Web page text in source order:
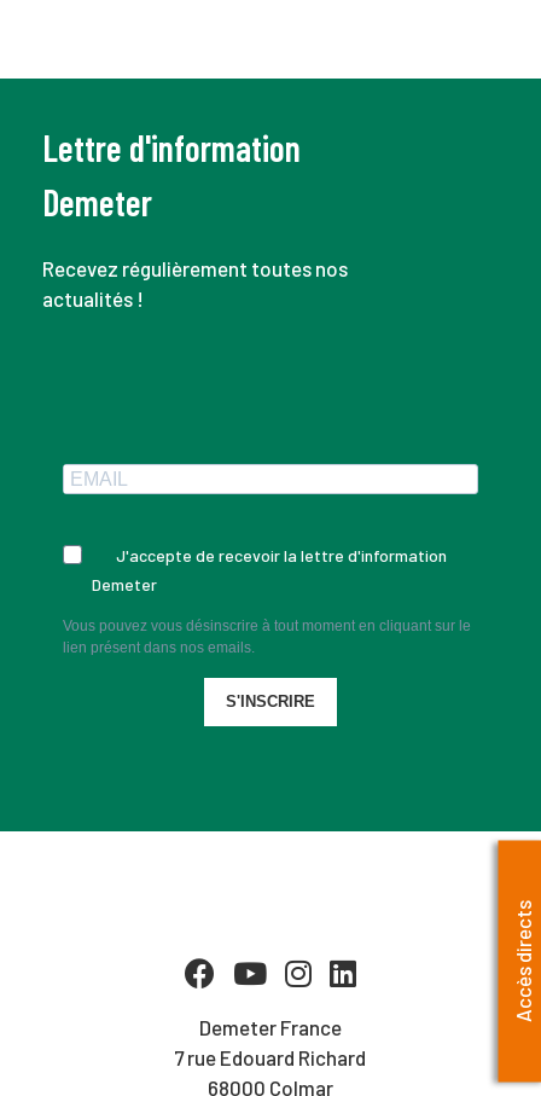
Lettre d'information
Demeter
Recevez régulièrement toutes nos
actualités !
J'accepte de recevoir la lettre d'information
Demeter
Vous pouvez vous désinscrire à tout moment en cliquant sur le
lien présent dans nos emails.
S'INSCRIRE
Demeter France
7 rue Edouard Richard
68000 Colmar
Accès directs